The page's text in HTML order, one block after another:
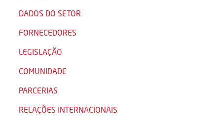
DADOS DO SETOR
FORNECEDORES
LEGISLAÇÃO
COMUNIDADE
PARCERIAS
RELAÇÕES INTERNACIONAIS